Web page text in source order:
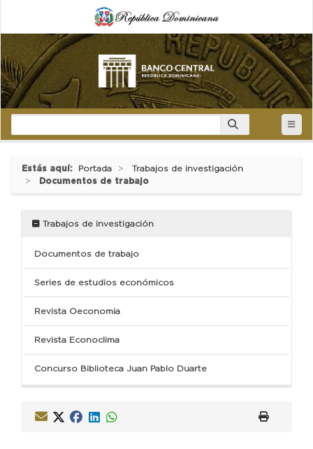
Estás aquí: Portada
Trabajos de investigación
Documentos de trabajo
Trabajos de investigación
Documentos de trabajo
Series de estudios económicos
Revista Oeconomia
Revista Econoclima
Concurso Biblioteca Juan Pablo Duarte